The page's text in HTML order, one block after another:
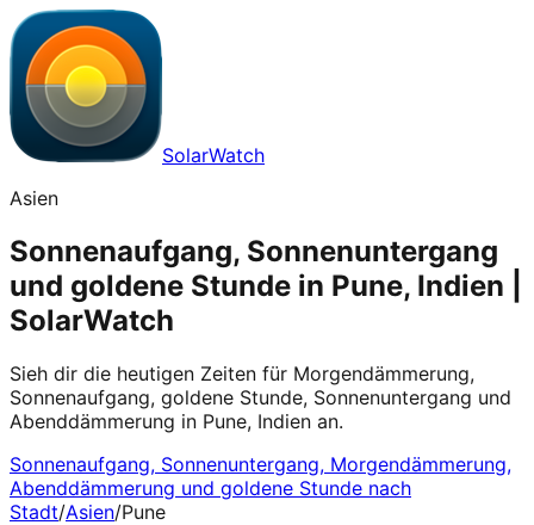
SolarWatch
Asien
Sonnenaufgang, Sonnenuntergang
und goldene Stunde in Pune, Indien |
SolarWatch
Sieh dir die heutigen Zeiten für Morgendämmerung,
Sonnenaufgang, goldene Stunde, Sonnenuntergang und
Abenddämmerung in Pune, Indien an.
Sonnenaufgang, Sonnenuntergang, Morgendämmerung,
Abenddämmerung und goldene Stunde nach
Stadt/Asien/Pune